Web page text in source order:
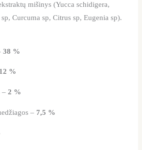
mišinys (Yucca schidigera,
Curcuma sp, Citrus sp, Eugenia sp).
38 %
12 %
–2 %
– 7,5 %